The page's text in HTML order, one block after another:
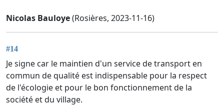
Nicolas Bauloye(Rosières, 2023-11-16)
#14
Je signe car le maintien d'un service de transport en
commun de qualité est indispensable pour la respect
de l'écologie et pour le bon fonctionnement de la
société et du village.